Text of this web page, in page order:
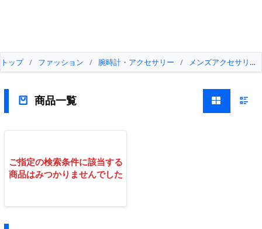
トップ / ファッション / 腕時計・アクセサリー / メンズアクセサリー
商品一覧
ご指定の検索条件に該当する
商品はみつかりませんでした